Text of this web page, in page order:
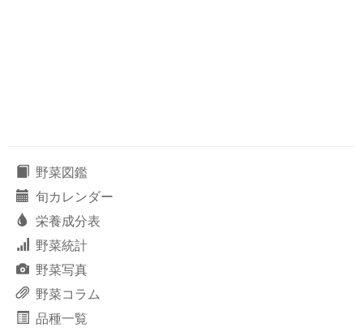
野菜図鑑
旬カレンダー
栄養成分表
野菜統計
野菜写真
野菜コラム
品種一覧